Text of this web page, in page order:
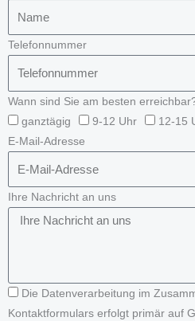
Telefonnummer
Wann sind Sie am besten
ganztägig
9-12 Uhr 12-15
E-Mail-Adresse
Ihre Nachricht an uns
Die Datenverarbeitung im
Kontaktformulars erfolgt primär auf